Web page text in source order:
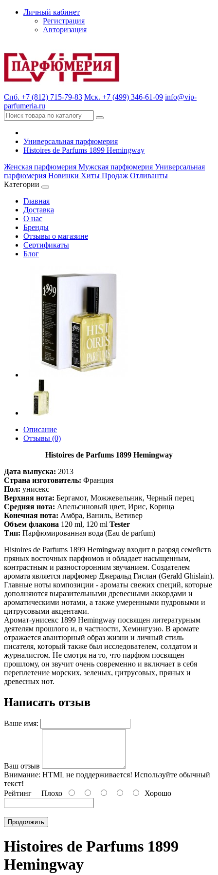
Личный кабинет
Регистрация
Авторизация
Спб. +7 (812) 715-79-83 Мск. +7 (499) 346-61-09 info@vip-
parfumeria.ru
Универсальная парфюмерия
Histoires de Parfums 1899 Hemingway
Женская парфюмерия Мужская парфюмерия Универсальная
парфюмерия Новинки Хиты Продаж Отливанты
Категории
Главная
Доставка
О нас
Бренды
Отзывы о магазине
Сертификаты
Блог
Описание
Отзывы (0)
Histoires de Parfums 1899 Hemingway
Дата выпуска: 2013
Страна изготовитель: Франция
Пол: унисекс
Верхняя нота: Бергамот, Можжевельник, Черный перец
Средняя нота: Апельсиновый цвет, Ирис, Корица
Конечная нота: Амбра, Ваниль, Ветивер
Объем флакона 120 ml, 120 ml Tester
Тип: Парфюмированная вода (Eau de parfum)
Histoires de Parfums 1899 Hemingway входит в разряд семейств
пряных восточных парфюмов и обладает насыщенным,
контрастным и разносторонним звучанием. Создателем
аромата является парфюмер Джеральд Гислан (Gerald Ghislain).
Главные ноты композиции - ароматы свежих специй, которые
дополняются выразительными древесными аккордами и
ароматическими нотами, а также умеренными пудровыми и
цитрусовыми акцентами.
Аромат-унисекс 1899 Hemingway посвящен литературным
деятелям прошлого и, в частности, Хемингуэю. В аромате
отражается авантюрный образ жизни и личный стиль
писателя, который также был исследователем, солдатом и
журналистом. Не смотря на то, что парфюм посвящен
прошлому, он звучит очень современно и включает в себя
переплетение морских, зеленых, цитрусовых, пряных и
древесных нот.
Написать отзыв
Ваше имя:
Ваш отзыв
Внимание: HTML не поддерживается! Используйте обычный
текст!
Рейтинг Плохо Хорошо
Продолжить
Histoires de Parfums 1899
Hemingway